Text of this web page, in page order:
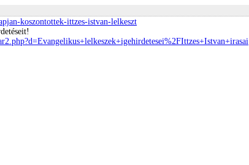
koszontottek-ittzes-istvan-lelkeszt